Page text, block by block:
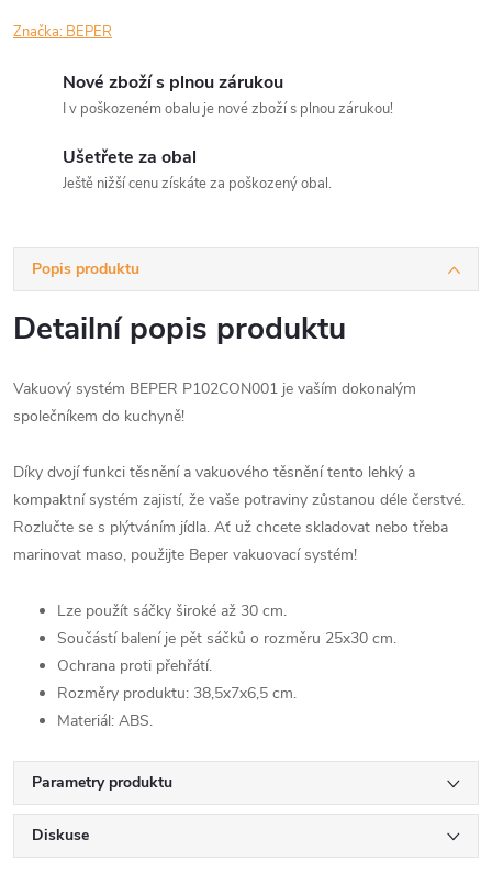
Značka: BEPER
Nové zboží s plnou zárukou
I v poškozeném obalu je nové zboží s plnou zárukou!
Ušetřete za obal
Ještě nižší cenu získáte za poškozený obal.
Popis produktu
Detailní popis produktu
Vakuový systém BEPER P102CON001 je vaším dokonalým
společníkem do kuchyně!
Díky dvojí funkci těsnění a vakuového těsnění tento lehký a
kompaktní systém zajistí, že vaše potraviny zůstanou déle čerstvé.
Rozlučte se s plýtváním jídla. Ať už chcete skladovat nebo třeba
marinovat maso, použijte Beper vakuovací systém!
Lze použít sáčky široké až 30 cm.
Součástí balení je pět sáčků o rozměru 25x30 cm.
Ochrana proti přehřátí.
Rozměry produktu: 38,5x7x6,5 cm.
Materiál: ABS.
Parametry produktu
Diskuse